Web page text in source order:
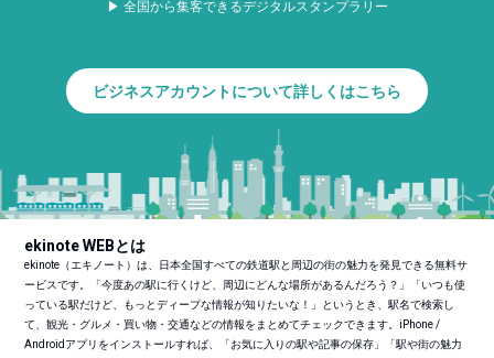
▶ 全国から集客できるデジタルスタンプラリー
ビジネスアカウントについて詳しくはこちら
ekinote WEBとは
ekinote（エキノート）は、日本全国すべての鉄道駅と周辺の街の魅力を発見できる無料サ
ービスです。「今度あの駅に行くけど、周辺にどんな場所があるんだろう？」「いつも使
っている駅だけど、もっとディープな情報が知りたいな！」というとき、駅名で検索し
て、観光・グルメ・買い物・交通などの情報をまとめてチェックできます。iPhone /
Androidアプリをインストールすれば、「お気に入りの駅や記事の保存」「駅や街の魅力